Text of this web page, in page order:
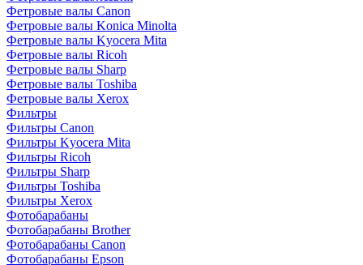
Фетровые валы Canon
Фетровые валы Konica Minolta
Фетровые валы Kyocera Mita
Фетровые валы Ricoh
Фетровые валы Sharp
Фетровые валы Toshiba
Фетровые валы Xerox
Фильтры
Фильтры Canon
Фильтры Kyocera Mita
Фильтры Ricoh
Фильтры Sharp
Фильтры Toshiba
Фильтры Xerox
Фотобарабаны
Фотобарабаны Brother
Фотобарабаны Canon
Фотобарабаны Epson